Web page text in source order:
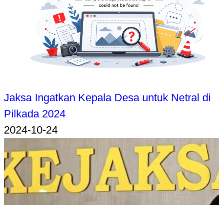
Jaksa Ingatkan Kepala Desa untuk Netral di
Pilkada 2024
2024-10-24